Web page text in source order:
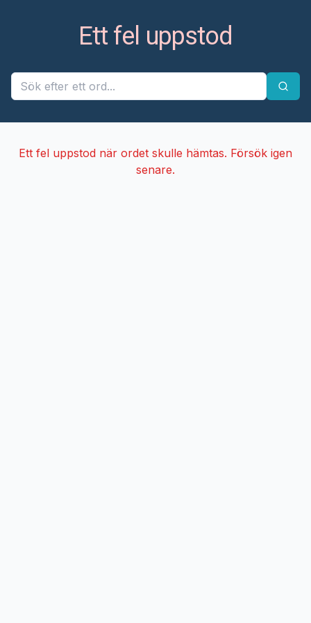
Ett fel uppstod
Ett fel uppstod när ordet skulle hämtas. Försök igen
senare.